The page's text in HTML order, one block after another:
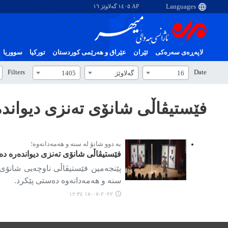
AP ١٤٠٥ گەلاوێژ ١٦
لاپەڕەی سەرەکی ئێران عێراق و هەرێمی کوردستان تورکیا سووریا
Date
16 گەلاوێژ 1405
Filters
فێستیڤاڵی شانۆی تەنزی
بە دوو شانۆ لە سنە و هەمەدانەوە؛
فێستیڤاڵی شانۆی تەنزی دیواندەرە
پێنجەمین فێستیڤاڵی ناوچەیی
سنە و هەمەدانەوە دەستی پێکرد.
٢٠٢٢-٠٧-١٧ ١٢:٣٤